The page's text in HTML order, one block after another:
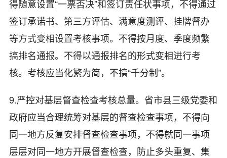
得随意设置“一票否决”和签订责任状事项，不得通过
签订承诺书、第三方评估、满意度测评、挂牌督办
等方式变相设置考核事项。不得按月度、季度频繁
搞排名通报。不得以通报排名的形式变相进行考
核。考核应当化繁为简，不搞“千分制”。
9.严控对基层督查检查考核总量。省市县三级党委和
政府应当合理统筹对基层的督查检查事项，不得向
同一地方反复安排督查检查事项，不得就同一事项
层层对同一地方开展督查检查，防止多头重复、集